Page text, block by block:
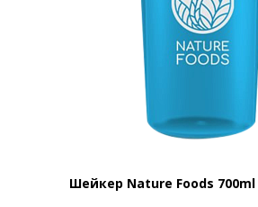
Шейкер Nature Foods